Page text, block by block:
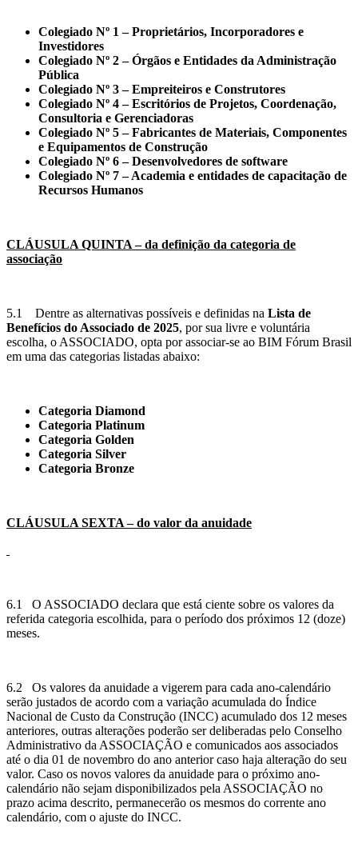
Colegiado Nº 1 – Proprietários, Incorporadores e
Investidores
Colegiado Nº 2 – Órgãos e Entidades da Administração
Pública
Colegiado Nº 3 – Empreiteiros e Construtores
Colegiado Nº 4 – Escritórios de Projetos, Coordenação,
Consultoria e Gerenciadoras
Colegiado Nº 5 – Fabricantes de Materiais, Componentes
e Equipamentos de Construção
Colegiado Nº 6 – Desenvolvedores de software
Colegiado Nº 7 – Academia e entidades de capacitação de
Recursos Humanos
CLÁUSULA QUINTA – da definição da categoria de
associação
5.1 Dentre as alternativas possíveis e definidas na Lista de
Benefícios do Associado de 2025, por sua livre e voluntária
escolha, o ASSOCIADO, opta por associar-se ao BIM Fórum Brasil
em uma das categorias listadas abaixo:
Categoria Diamond
Categoria Platinum
Categoria Golden
Categoria Silver
Categoria Bronze
CLÁUSULA SEXTA – do valor da anuidade
6.1 O ASSOCIADO declara que está ciente sobre os valores da
referida categoria escolhida, para o período dos próximos 12 (doze)
meses.
6.2 Os valores da anuidade a vigerem para cada ano-calendário
serão justados de acordo com a variação acumulada do Índice
Nacional de Custo da Construção (INCC) acumulado dos 12 meses
anteriores, outras alterações poderão ser deliberadas pelo Conselho
Administrativo da ASSOCIAÇÃO e comunicados aos associados
até o dia 01 de novembro do ano anterior caso haja alteração do seu
valor. Caso os novos valores da anuidade para o próximo ano-
calendário não sejam disponibilizados pela ASSOCIAÇÃO no
prazo acima descrito, permanecerão os mesmos do corrente ano
calendário, com o ajuste do INCC.